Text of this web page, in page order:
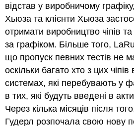
відстав у виробничому
Хьюза та клієнти Хьюза
отримати виробництво чіпів
за графіком. Більше того,
що пропуск певних тестів не
оскільки багато хто з цих
системах, які перебувають у
в тих, які будуть введені в
Через кілька місяців після
Гудерл розпочала свою нову